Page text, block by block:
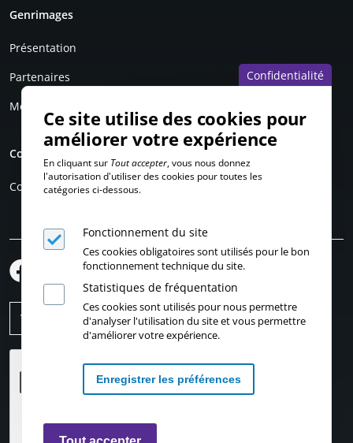
Genrimages
Présentation
Partenaires
Mentions légales
Compte personnel
Connexion
Confidentialité
Ce site utilise des cookies pour
améliorer votre expérience
En cliquant sur Tout accepter, vous nous donnez
l'autorisation d'utiliser des cookies pour toutes les
catégories ci-dessous.
Fonctionnement du site
Ces cookies obligatoires sont utilisés pour le bon
fonctionnement technique du site.
Statistiques de fréquentation
Ces cookies sont utilisés pour nous permettre
d'analyser l'utilisation du site et vous permettre
d'améliorer votre expérience.
Enregistrer les préférences